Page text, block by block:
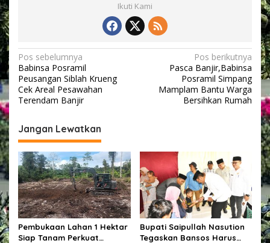
n
g
a
y
a
a
n
n
y
a
Ikuti Kami
N
a
v
g
a
s
i
p
o
s
Pos sebelumnya
Babinsa Posramil
Peusangan Siblah Krueng
Cek Areal Pesawahan
Terendam Banjir
Pos berikutnya
Pasca Banjir,Babinsa
Posramil Simpang
Mamplam Bantu Warga
Bersihkan Rumah
Jangan Lewatkan
Pembukaan Lahan 1 Hektar
Siap Tanam Perkuat
Bupati Saipullah Nasution
Tegaskan Bansos Harus